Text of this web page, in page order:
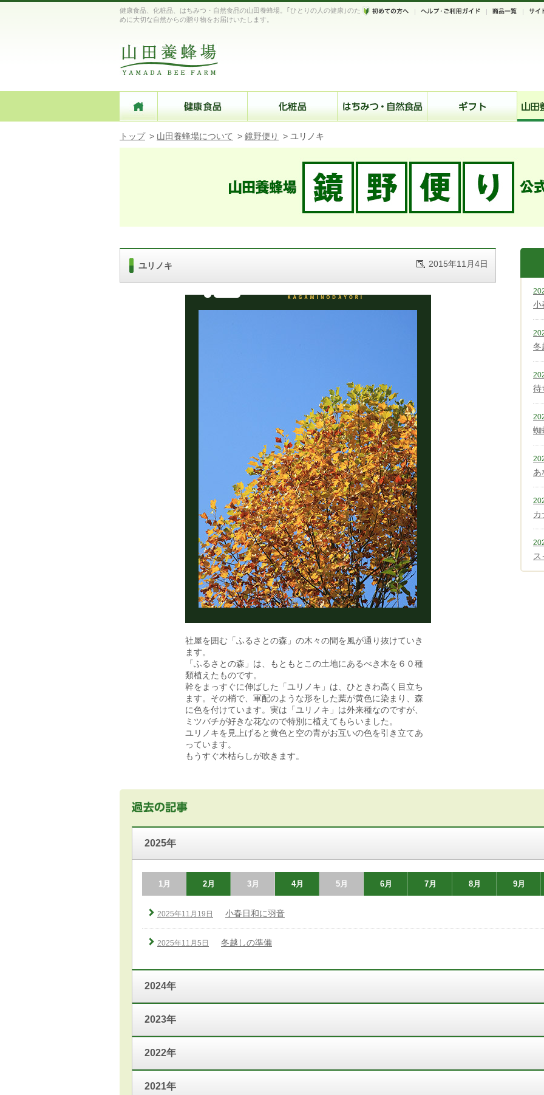
健康食品、化粧品、はちみつ・自然食品の山田養蜂場。｢ひとりの人の健康｣のた
めに大切な自然からの贈り物をお届けいたします。
トップ > 山田養蜂場について > 鏡野便り > ユリノキ
ユリノキ 2015年11月4日
社屋を囲む「ふるさとの森」の木々の間を風が通り抜けていき
ます。
「ふるさとの森」は、もともとこの土地にあるべき木を６０種
類植えたものです。
幹をまっすぐに伸ばした「ユリノキ」は、ひときわ高く目立ち
ます。その梢で、軍配のような形をした葉が黄色に染まり、森
に色を付けています。実は「ユリノキ」は外来種なのですが、
ミツバチが好きな花なので特別に植えてもらいました。
ユリノキを見上げると黄色と空の青がお互いの色を引き立てあ
っています。
もうすぐ木枯らしが吹きます。
小
冬
待
蜘
あ
カ
2025年
1月 2月 3月 4月 5月 6月 7月 8月 9月
2025年11月19日 小春日和に羽音
2025年11月5日 冬越しの準備
2024年
2023年
2022年
2021年